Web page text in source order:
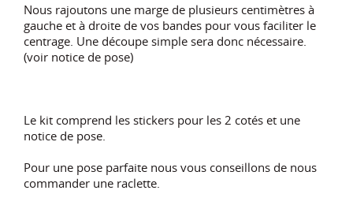
Nous rajoutons une marge de plusieurs centimètres à
gauche et à droite de vos bandes pour vous faciliter le
centrage. Une découpe simple sera donc nécessaire.
(voir notice de pose)
Le kit comprend les stickers pour les 2 cotés et une
notice de pose.
Pour une pose parfaite nous vous conseillons de nous
commander une raclette.